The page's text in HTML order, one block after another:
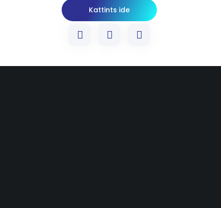
Kattints ide